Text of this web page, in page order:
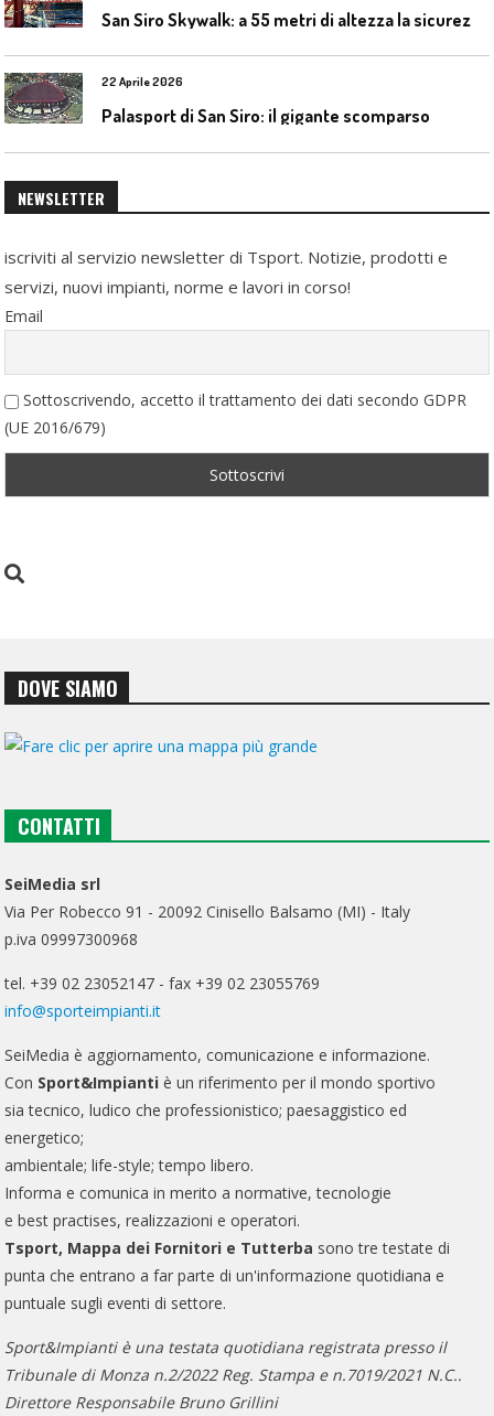
22 Aprile 2026
Palasport di San Siro: il gigante scomparso
NEWSLETTER
iscriviti al servizio newsletter di Tsport. Notizie, prodotti e
servizi, nuovi impianti, norme e lavori in corso!
Email
Sottoscrivendo, accetto il trattamento dei dati secondo GDPR
(UE 2016/679)
DOVE SIAMO
CONTATTI
SeiMedia srl
Via Per Robecco 91 - 20092 Cinisello Balsamo (MI) - Italy
p.iva 09997300968
tel. +39 02 23052147 - fax +39 02 23055769
info@sporteimpianti.it
SeiMedia è aggiornamento, comunicazione e informazione.
Con Sport&Impianti è un riferimento per il mondo sportivo
sia tecnico, ludico che professionistico; paesaggistico ed
energetico;
ambientale; life-style; tempo libero.
Informa e comunica in merito a normative, tecnologie
e best practises, realizzazioni e operatori.
Tsport, Mappa dei Fornitori e Tutterba sono tre testate di
punta che entrano a far parte di un'informazione quotidiana e
puntuale sugli eventi di settore.
Sport&Impianti è una testata quotidiana registrata presso il
Tribunale di Monza n.2/2022 Reg. Stampa e n.7019/2021 N.C..
Direttore Responsabile Bruno Grillini